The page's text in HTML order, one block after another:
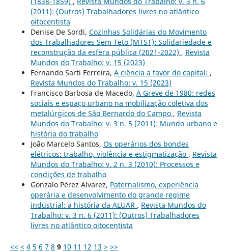
(2011): (Outros) Trabalhadores livres no atlântico
oitocentista
Denise De Sordi, Cozinhas Solidárias do Movimento
dos Trabalhadores Sem Teto (MTST): Solidariedade e
reconstrução da esfera pública (2021-2022) , Revista
Mundos do Trabalho: v. 15 (2023)
Fernando Sarti Ferreira, A ciência a favor do capital: ,
Revista Mundos do Trabalho: v. 15 (2023)
Francisco Barbosa de Macedo, A Greve de 1980: redes
sociais e espaço urbano na mobilização coletiva dos
metalúrgicos de São Bernardo do Campo , Revista
Mundos do Trabalho: v. 3 n. 5 (2011): Mundo urbano e
história do trabalho
João Marcelo Santos, Os operários dos bondes
elétricos: trabalho, violência e estigmatização , Revista
Mundos do Trabalho: v. 2 n. 3 (2010): Processos e
condições de trabalho
Gonzalo Pérez Alvarez, Paternalismo, experiência
operária e desenvolvimento do grande regime
industrial: a história da ALUAR , Revista Mundos do
Trabalho: v. 3 n. 6 (2011): (Outros) Trabalhadores
livres no atlântico oitocentista
<< < 4 5 6 7 8 9 10 11 12 13 > >>